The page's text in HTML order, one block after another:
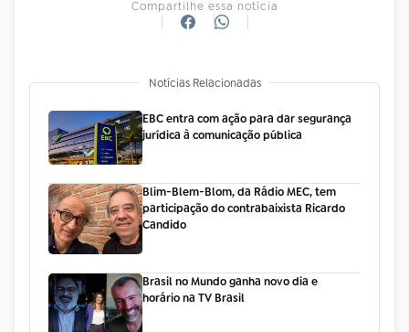
Compartilhe essa notícia
Notícias Relacionadas
EBC entra com ação para dar segurança
jurídica à comunicação pública
Blim-Blem-Blom, da Rádio MEC, tem
participação do contrabaixista Ricardo
Candido
Brasil no Mundo ganha novo dia e
horário na TV Brasil